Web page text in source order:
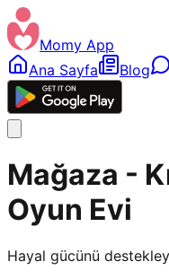
Momy App
Ana Sayfa
Blog
Mağaza -
Oyun Evi
Hayal gücünü